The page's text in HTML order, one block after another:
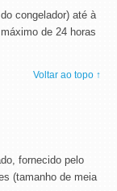
congelador) até à
de 24 horas
Voltar ao topo ↑
fornecido pelo
(tamanho de meia